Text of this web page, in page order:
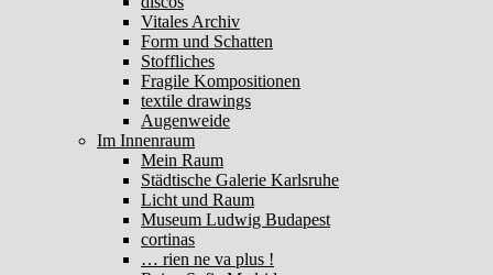
Vitales Archiv
Form und Schatten
Stoffliches
Fragile Kompositionen
textile drawings
Augenweide
Im Innenraum
Mein Raum
Städtische Galerie Karlsruhe
Licht und Raum
Museum Ludwig Budapest
cortinas
… rien ne va plus !